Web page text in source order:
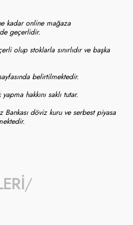
kadar online mağaza
geçerlidir.
olup stoklarla sınırlıdır ve başka
belirtilmektedir.
hakkını saklı tutar.
Bankası döviz kuru ve serbest piyasa